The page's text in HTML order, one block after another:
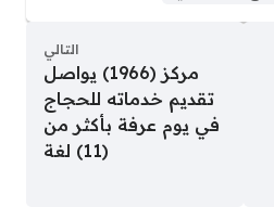
التالي
مركز (1966) يواصل
تقديم خدماته للحجاج
في يوم عرفة بأكثر من
(11) لغة